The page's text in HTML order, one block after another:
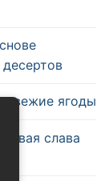
свежие ягоды
слава